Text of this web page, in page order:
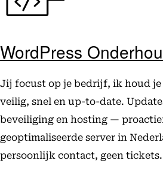
WordPress
Jij focust op je bedrijf, ik houd je
veilig, snel en up-to-date.
beveiliging en hosting —
geoptimaliseerde server in
persoonlijk contact, geen tickets.